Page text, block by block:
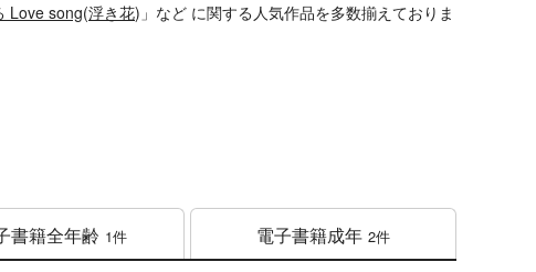
Love song(浮き花)」 など に関する人気作品を多数揃えておりま
書籍全年齢 1件 電子書籍成年 2件